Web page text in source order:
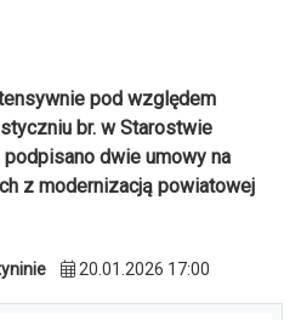
pod względem
br. w Starostwie
dwie umowy na
z modernizacją powiatowej
20.01.2026 17:00